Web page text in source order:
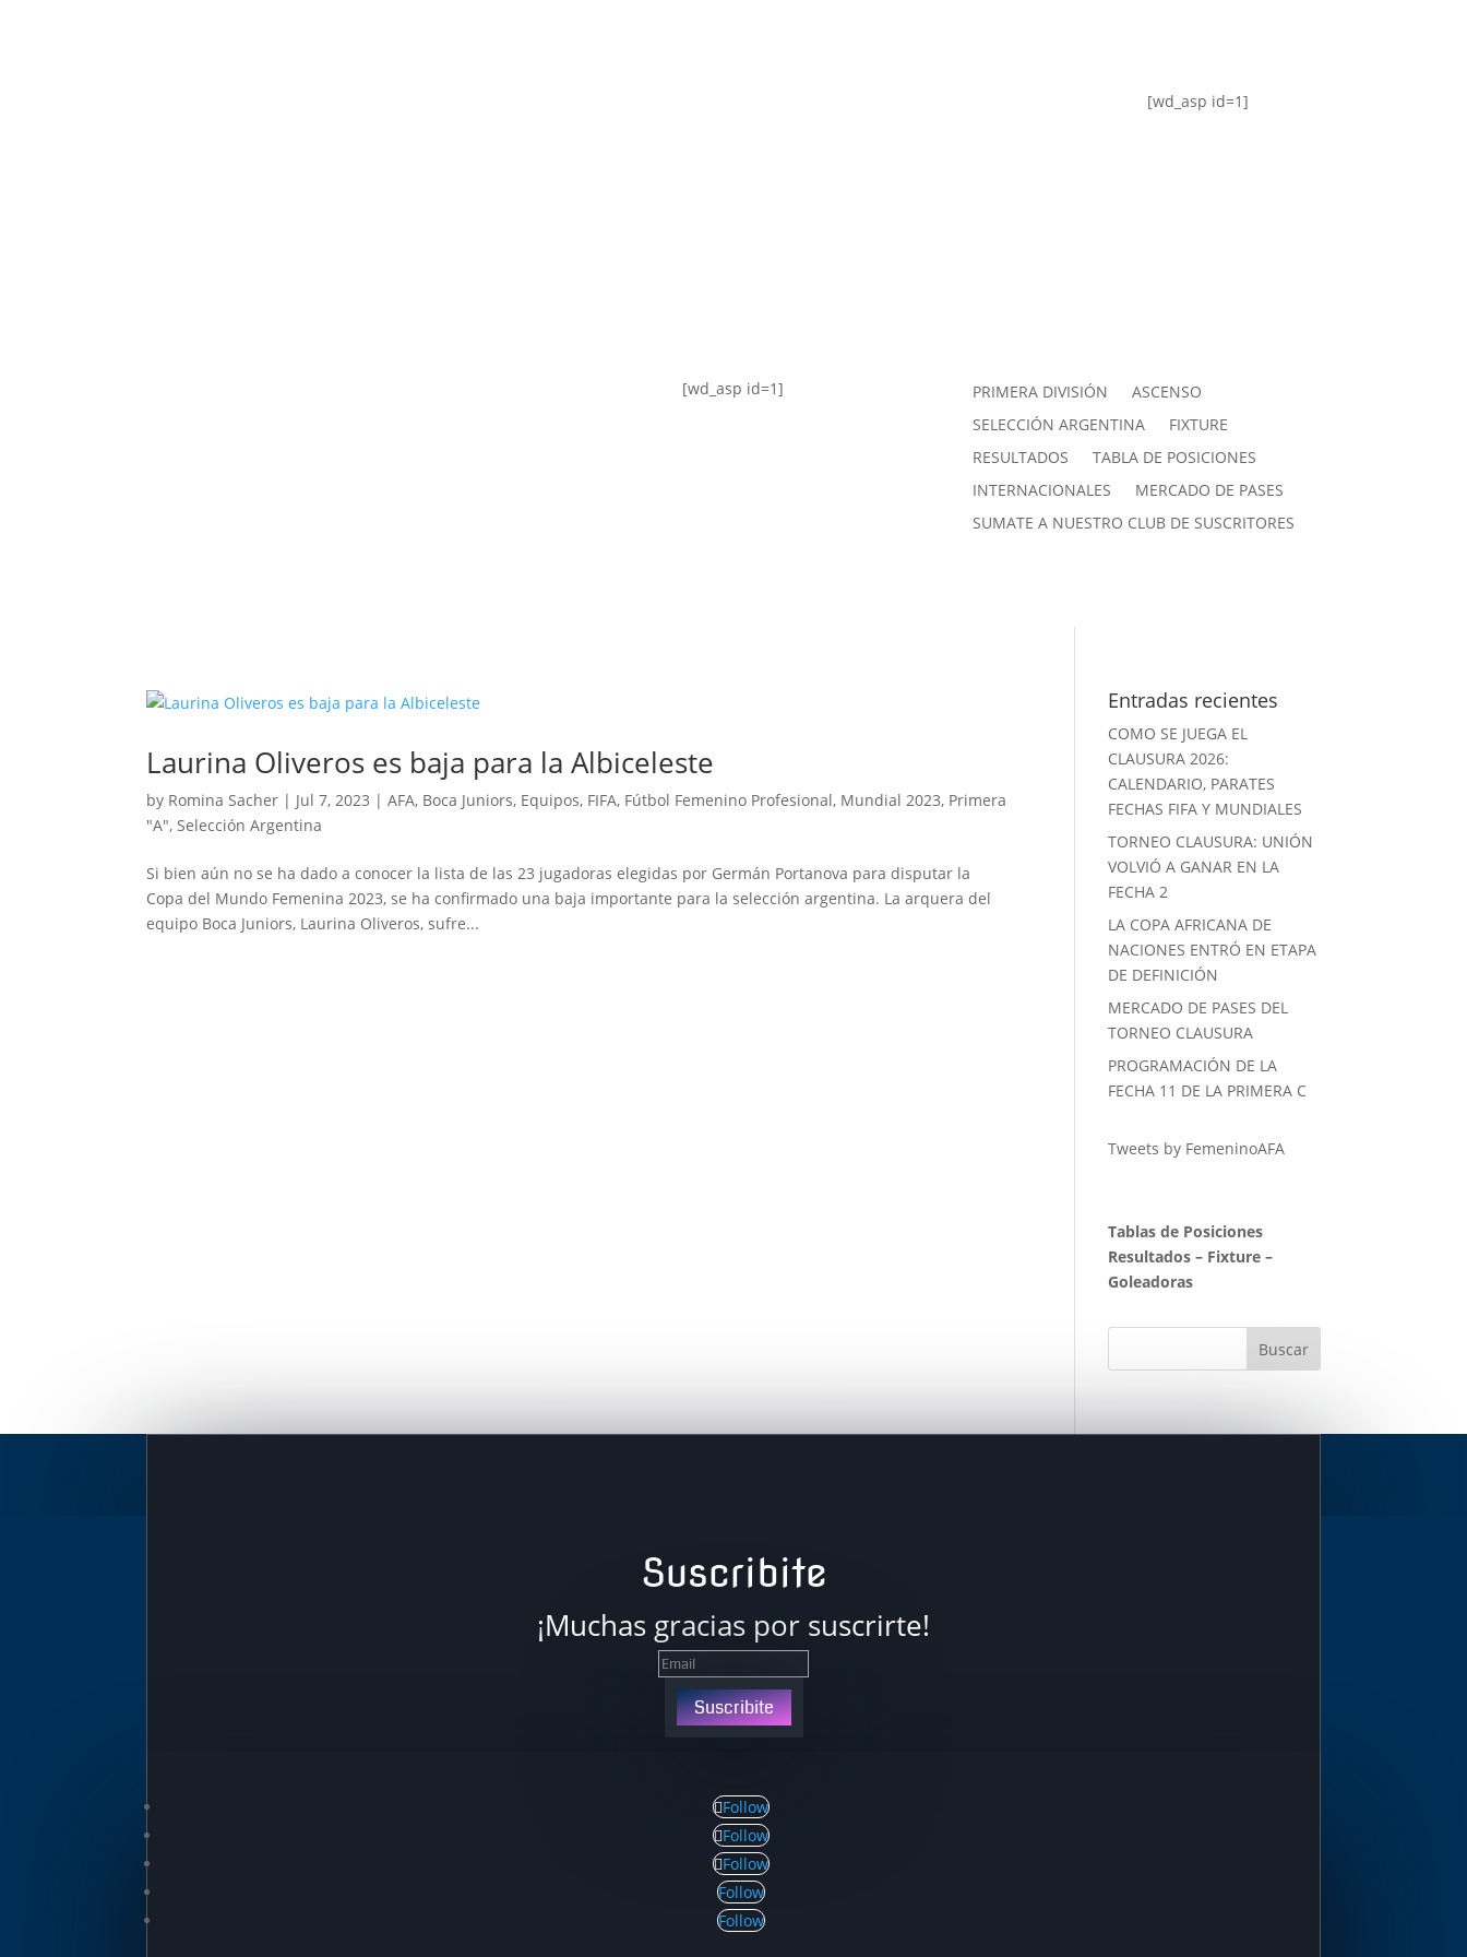
[wd_asp id=1]
[wd_asp id=1] PRIMERA DIVISIÓN
ASCENSO
SELECCIÓN ARGENTINA
FIXTURE
RESULTADOS
TABLA DE POSICIONES
INTERNACIONALES
MERCADO DE PASES
SUMATE A NUESTRO CLUB DE SUSCRITORES
Laurina Oliveros es baja para la Albiceleste
by Romina Sacher | Jul 7, 2023 |AFA, Boca Juniors, Equipos, FIFA, Fútbol Femenino Profesional, Mundial 2023, Primera
"A",Selección Argentina
Si bien aún no se ha dado a conocer la lista de las 23 jugadoras elegidas por Germán Portanova para disputar la
Copa del Mundo Femenina 2023, se ha confirmado una baja importante para la selección argentina. La arquera del
equipo Boca Juniors, Laurina Oliveros, sufre...
Entradas recientes
COMO SE JUEGA EL
CLAUSURA 2026:
CALENDARIO, PARATES
FECHAS FIFA Y MUNDIALES
TORNEO CLAUSURA: UNIÓN
VOLVIÓ A GANAR EN LA
FECHA 2
LA COPA AFRICANA DE
NACIONES ENTRÓ EN ETAPA
DE DEFINICIÓN
MERCADO DE PASES DEL
TORNEO CLAUSURA
PROGRAMACIÓN DE LA
FECHA 11 DE LA PRIMERA C
Tweets by FemeninoAFA
Tablas de Posiciones
Resultados – Fixture –
Goleadoras
Suscribite
¡Muchas gracias por suscrirte!
Suscribite
Follow
Follow
Follow
Follow
Follow